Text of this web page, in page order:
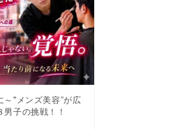
～"メンズ美容”が広
子の挑戦！！